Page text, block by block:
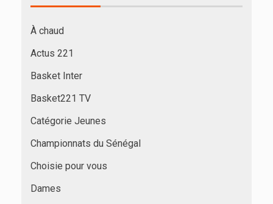
À chaud
Actus 221
Basket Inter
Basket221 TV
Catégorie Jeunes
Championnats du Sénégal
Choisie pour vous
Dames